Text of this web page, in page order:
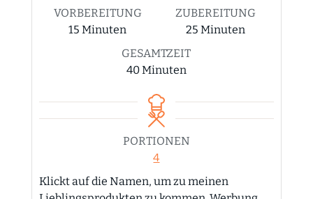
VORBEREITUNG
15 Minuten
Minuten
ZUBEREITUNG
25Minuten
Minuten
GESAMTZEIT
40Minuten
Minuten
PORTIONEN
4
Klickt auf die Namen, um zu meinen